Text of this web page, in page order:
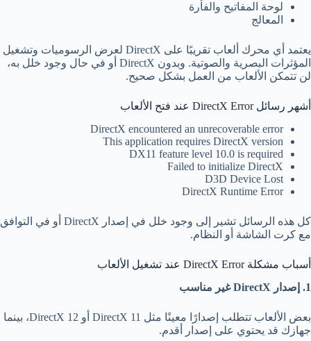
لوحة المفاتيح والفأرة
المعالج
يعتمد أي محرك ألعاب تقريبًا على DirectX لعرض الرسوميات وتشغيل
المؤثرات البصرية والصوتية. وبدون DirectX أو في حال وجود خلل به،
لن تتمكن الألعاب من العمل بشكل صحيح.
أشهر رسائل DirectX Error عند فتح الألعاب
DirectX encountered an unrecoverable error
This application requires DirectX version
DX11 feature level 10.0 is required
Failed to initialize DirectX
D3D Device Lost
DirectX Runtime Error
كل هذه الرسائل تشير إلى وجود خلل في إصدار DirectX أو في التوافق
مع كرت الشاشة أو النظام.
أسباب مشكلة DirectX Error عند تشغيل الألعاب
1. إصدار DirectX غير مناسب
بعض الألعاب تتطلب إصدارًا معينًا مثل DirectX 11 أو DirectX 12، بينما
جهازك قد يحتوي على إصدار أقدم.